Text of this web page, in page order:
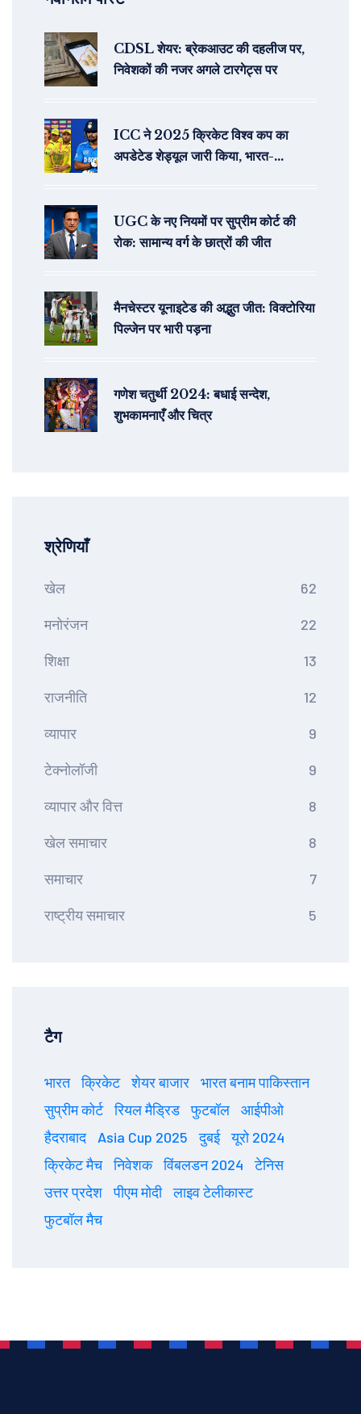
CDSL शेयर: ब्रेकआउट की दहलीज पर,
निवेशकों की नजर अगले टारगेट्स पर
ICC ने 2025 क्रिकेट विश्व कप का
अपडेटेड शेड्यूल जारी किया, भारत-
UGC के नए नियमों पर सुप्रीम कोर्ट की
रोक: सामान्य वर्ग के छात्रों की जीत
मैनचेस्टर यूनाइटेड की अद्भुत जीत: विक्टोरिया
पिल्जेन पर भारी पड़ना
गणेश चतुर्थी 2024: बधाई सन्देश,
शुभकामनाएँ और चित्र
श्रेणियाँ
खेल 62
मनोरंजन 22
शिक्षा 13
राजनीति 12
व्यापार 9
टेक्नोलॉजी 9
व्यापार और वित्त 8
खेल समाचार 8
समाचार 7
राष्ट्रीय समाचार 5
टैग
भारत क्रिकेट शेयर बाजार
भारत बनाम पाकिस्तान
सुप्रीम कोर्ट
रियल मैड्रिड फुटबॉल
आईपीओ
हैदराबाद
Asia Cup 2025 दुबई
यूरो 2024
क्रिकेट मैच
निवेशक विंबलडन 2024
टेनिस
उत्तर प्रदेश
पीएम मोदी
लाइव टेलीकास्ट
फुटबॉल मैच